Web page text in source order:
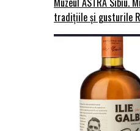
tradițiile și gusturile